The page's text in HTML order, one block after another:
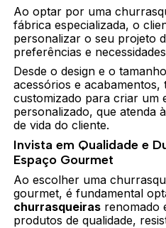
Ao optar por uma
fábrica especializada, o
personalizar o seu projeto
preferências e
Desde o design e o
acessórios e acabamentos,
customizado para criar um
personalizado, que atenda
de vida do cliente.
Invista em Qualidade e
Espaço Gourmet
Ao escolher uma
gourmet, é fundamental
churrasqueiras renomado
produtos de qualidade,